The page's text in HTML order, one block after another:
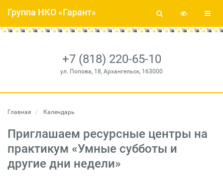
+7 (818) 220-65-10
ул. Попова, 18, Архангельск, 163000
Группа НКО «Гарант»
Главная Календарь
Приглашаем ресурсные центры на
практикум «Умные субботы и
другие дни недели»